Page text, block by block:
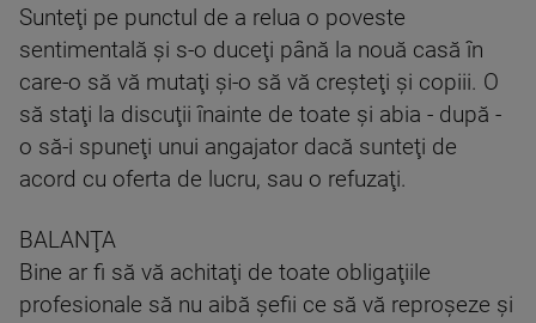
Sunteţi pe punctul de a relua o poveste
sentimentală şi s-o duceţi până la nouă casă în
care-o să vă mutaţi şi-o să vă creşteţi şi copiii. O
să staţi la discuţii înainte de toate şi abia - după -
o să-i spuneţi unui angajator dacă sunteţi de
acord cu oferta de lucru, sau o refuzaţi.
BALANŢA
Bine ar fi să vă achitaţi de toate obligaţiile
profesionale să nu aibă şefii ce să vă reproşeze şi